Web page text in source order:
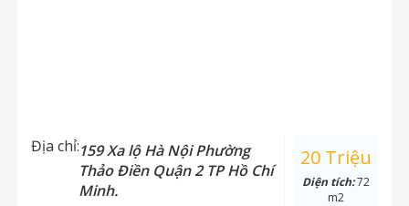
Địa chỉ:159 Xa lộ Hà Nội Phường
Thảo Điền Quận 2 TP Hồ Chí
Minh.
20 Triệu
Diện tích:72
m2